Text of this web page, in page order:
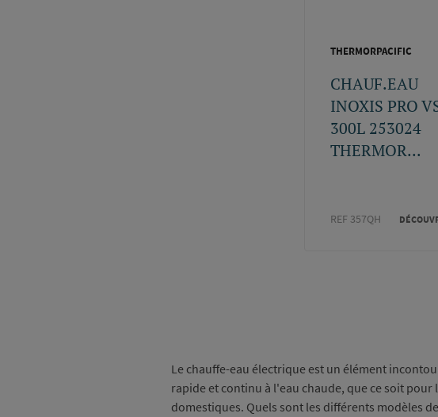
THERMORPACIFIC
CHAUF.EAU
INOXIS PRO
300L 253024
THERMOR...
REF 357QH
Le chauffe-eau électrique est un élément
rapide et continu à l'eau chaude, que ce soit
domestiques. Quels sont les différents modèles